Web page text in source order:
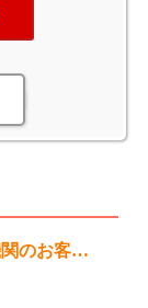
【武蔵野市緑町】未経験大歓迎！公的機関のお客様対応スタッフ★17時退勤＆残業ほぼなし◆土日祝休み◆交通費全額支給◆自転車通勤OK